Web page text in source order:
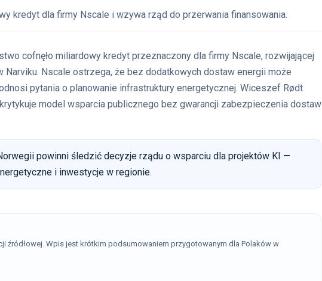
kredyt dla firmy Nscale i wzywa rząd do przerwania finansowania.
cofnęło miliardowy kredyt przeznaczony dla firmy Nscale, rozwijającej
Nscale ostrzega, że bez dodatkowych dostaw energii może
pytania o planowanie infrastruktury energetycznej. Wiceszef Rødt
krytykuje model wsparcia publicznego bez gwarancji zabezpieczenia dostaw
powinni śledzić decyzje rządu o wsparciu dla projektów KI —
i inwestycje w regionie.
źródłowej. Wpis jest krótkim podsumowaniem przygotowanym dla Polaków w